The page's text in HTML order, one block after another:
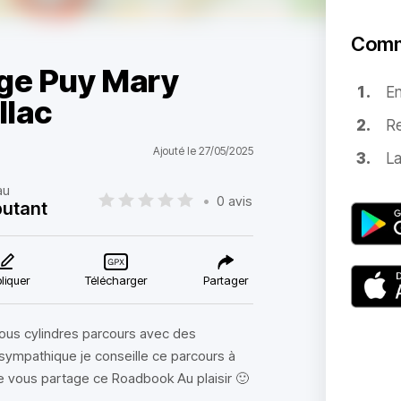
Puy Mary
Ajouté le 27/05/2025
• 0 avis
Télécharger Partager
cylindres parcours avec des
je conseille ce parcours à
partage ce Roadbook Au plaisir 🙂